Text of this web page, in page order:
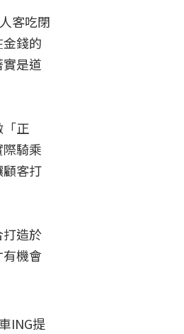
客吃閉
錢的
是道
正
騎乘
客打
造於
機會
ING提